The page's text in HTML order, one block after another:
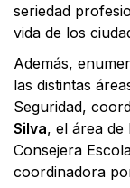
seriedad
vida de los
Además,
las distintas
Seguridad,
Silva, el área de
Consejera
coordinadora